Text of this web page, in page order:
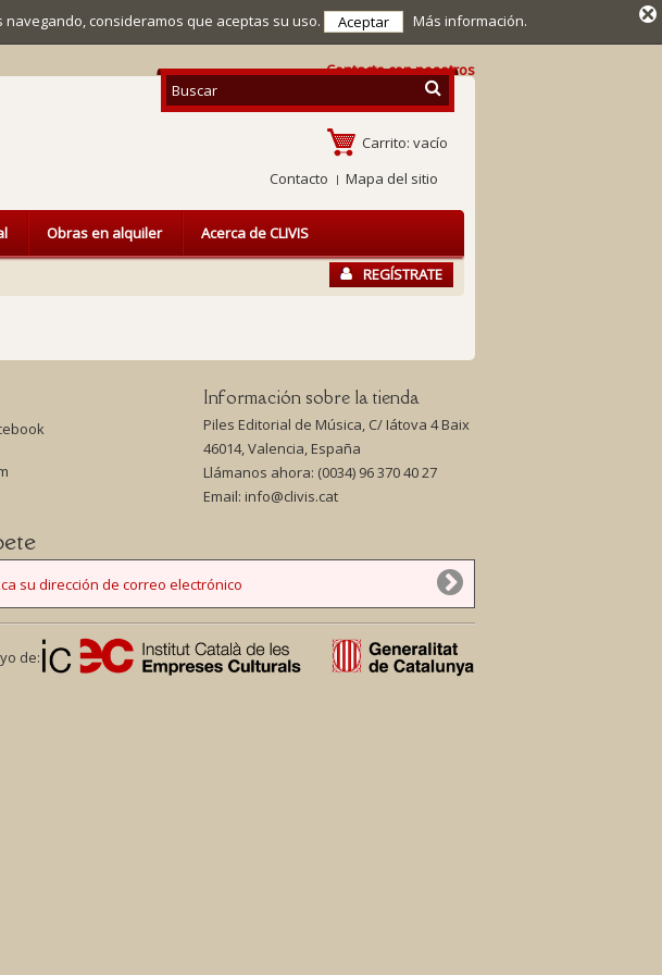
Contacte con nosotros
Carrito: vacío
Contacto
Mapa del sitio
REGÍSTRATE
Obras en alquiler Acerca de CLIVIS
Información sobre la tienda
Piles Editorial de Música, C/ Iátova 4 Baix
46014, Valencia, España
Llámanos ahora: (0034) 96 370 40 27
Email: info@clivis.cat
consideramos que aceptas su uso. Aceptar Más información.
de: